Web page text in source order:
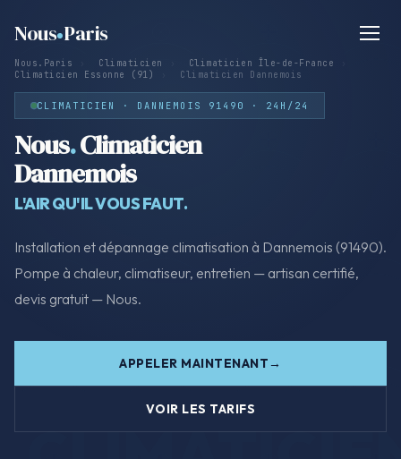
Nous Paris
Nous.Paris Climaticien Climaticien Île-de-France
Climaticien Essonne (91)
Climaticien Dannemois
CLIMATICIEN · DANNEMOIS 91490 · 24H/24
Nous.Climaticien
Dannemois
L'AIR QU'IL VOUS FAUT.
Installation et dépannage climatisation à Dannemois (91490).
Pompe à chaleur, climatiseur, entretien — artisan certifié,
devis gratuit — Nous.
APPELER MAINTENANT
VOIR LES TARIFS